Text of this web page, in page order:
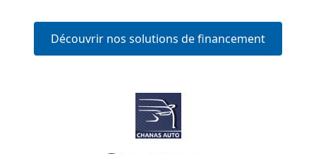
Découvrir nos solutions de financement